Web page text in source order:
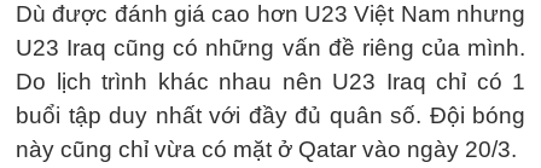
Dù được đánh giá cao hơn U23 Việt Nam nhưng
U23 Iraq cũng có những vấn đề riêng của mình.
Do lịch trình khác nhau nên U23 Iraq chỉ có 1
buổi tập duy nhất với đầy đủ quân số. Đội bóng
này cũng chỉ vừa có mặt ở Qatar vào ngày 20/3.